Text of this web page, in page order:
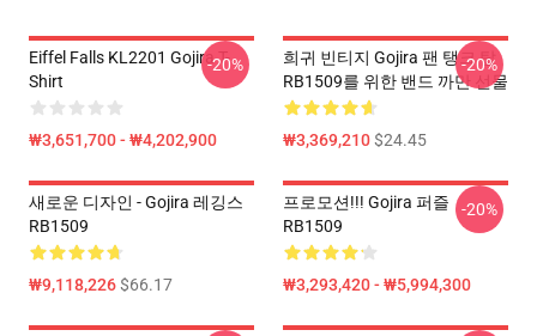
Eiffel Falls KL2201 Gojira T-
Shirt
₩3,651,700 - ₩4,202,900
-20%
희귀 빈티지 Gojira 팬 탱크 탑
RB1509를 위한 밴드 까만 선물
₩3,369,210$24.45
-20%
새로운 디자인 - Gojira 레깅스
RB1509
₩9,118,226$66.17
프로모션!!! Gojira 퍼즐
RB1509
₩3,293,420 - ₩5,994,300
-20%